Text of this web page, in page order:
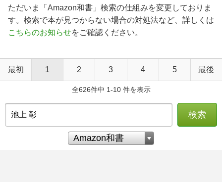
ただいま「Amazon和書」検索の仕組みを変更しておりま
す。検索で本が見つからない場合の対処法など、詳しくは
こちらのお知らせをご確認ください。
最初 1 2 3 4 5 最後
全626件中 1-10 件を表示
検索